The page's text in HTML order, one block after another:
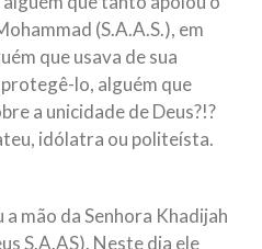
(S.A.A.S.), em
que usava de sua
lo, alguém que
a unicidade de Deus?!?
idólatra ou politeísta.
a mão da Senhora Khadijah
S.A.AS). Neste dia ele